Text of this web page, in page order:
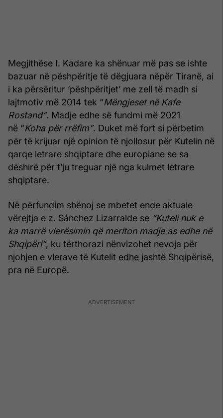
Megjithëse I. Kadare ka shënuar më pas se ishte
bazuar në pëshpëritje të dëgjuara nëpër Tiranë, ai
i ka përsëritur ‘pëshpëritjet’ me zell të madh si
lajtmotiv më 2014 tek “Mëngjeset në Kafe
Rostand”. Madje edhe së fundmi më 2021
në “Koha për rrëfim”. Duket më fort si përbetim
për të krijuar një opinion të njollosur për Kutelin në
qarqe letrare shqiptare dhe europiane se sa
dëshirë për t’ju treguar një nga kulmet letrare
shqiptare.
Në përfundim shënoj se mbetet ende aktuale
vërejtja e z. Sánchez Lizarralde se “Kuteli nuk e
ka marrë vlerësimin që meriton madje as edhe në
Shqipëri”, ku tërthorazi nënvizohet nevoja për
njohjen e vlerave të Kutelit edhe jashtë Shqipërisë,
pra në Europë.